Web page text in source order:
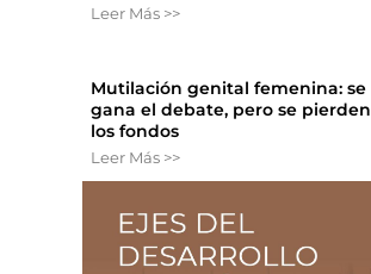
Leer Más >>
Mutilación genital femenina: se
gana el debate, pero se pierden
los fondos
Leer Más >>